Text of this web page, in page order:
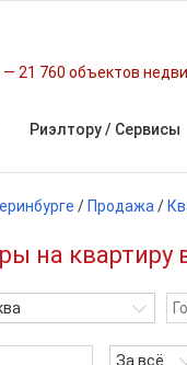
21 760 объектов
Риэлтору / Сервисы
/ Продажа /
на квартиру
За всё